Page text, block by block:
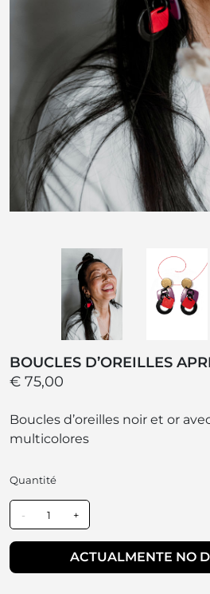
BOUCLES D’OREILLES
€ 75,00
Boucles d’oreilles noir et or
multicolores
Quantité
- +
ACTUALMENTE NO